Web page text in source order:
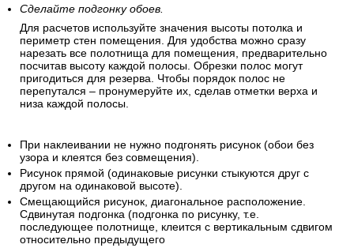
Сделайте подгонку обоев.
Для расчетов используйте значения высоты потолка и
периметр стен помещения. Для удобства можно сразу
нарезать все полотнища для помещения, предварительно
посчитав высоту каждой полосы. Обрезки полос могут
пригодиться для резерва. Чтобы порядок полос не
перепутался – пронумеруйте их, сделав отметки верха и
низа каждой полосы.
При наклеивании не нужно подгонять рисунок (обои без
узора и клеятся без совмещения).
Рисунок прямой (одинаковые рисунки стыкуются друг с
другом на одинаковой высоте).
Смещающийся рисунок, диагональное расположение.
Сдвинутая подгонка (подгонка по рисунку, т.е.
последующее полотнище, клеится с вертикальным сдвигом
относительно предыдущего